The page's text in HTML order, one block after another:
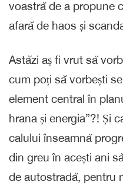
voastră de a propune
afară de haos și
Astăzi aș fi vrut să
cum poți să vorbești
element central în
hrana și energia”?! Și
calului înseamnă
din greu în acești ani
de autostradă, pentru